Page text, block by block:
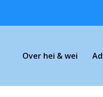
Over hei & wei